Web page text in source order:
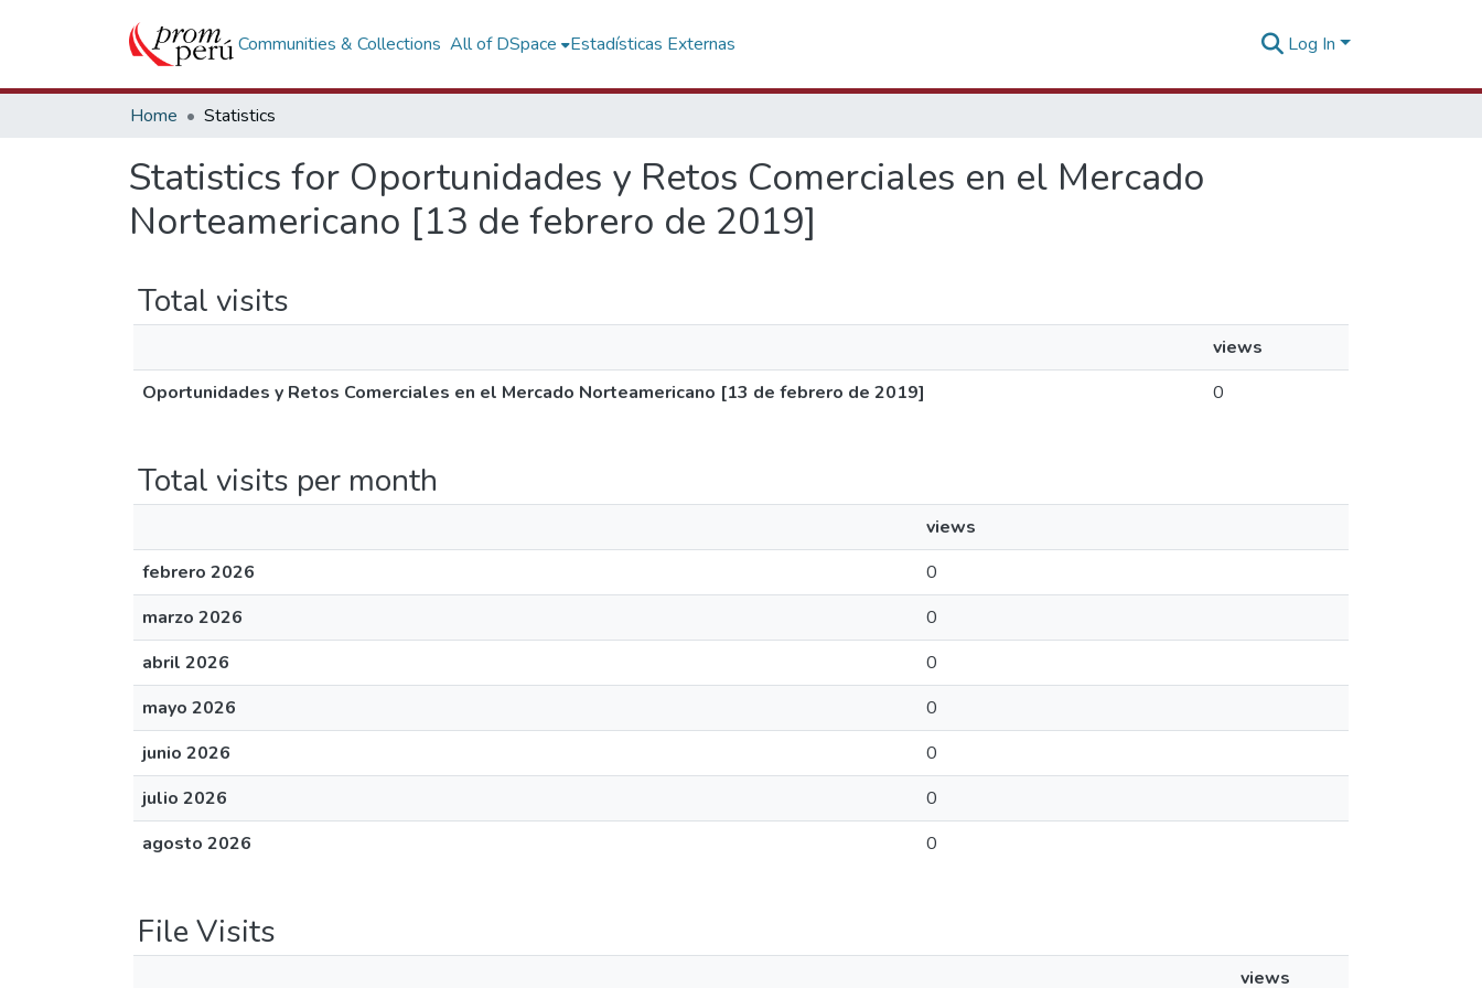
Communities & Collections All of DSpace Estadísticas Externas Log In
Home Statistics
Statistics for Oportunidades y Retos Comerciales en el Mercado
Norteamericano [13 de febrero de 2019]
Total visits
views
Oportunidades y Retos Comerciales en el Mercado Norteamericano [13 de febrero de 2019]
0
Total visits per month
views
febrero 2026
0
marzo 2026
0
abril 2026
0
mayo 2026
0
junio 2026
0
julio 2026
0
agosto 2026
0
File Visits
views